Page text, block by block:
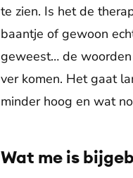
te zien. Is het de
baantje of gewoon
geweest… de
ver komen. Het gaat
minder hoog en wat
Wat me is